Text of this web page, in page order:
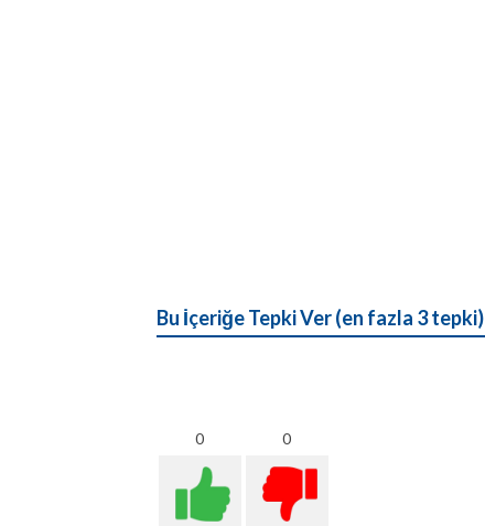
Bu İçeriğe Tepki Ver (en fazla 3 tepki)
0 0